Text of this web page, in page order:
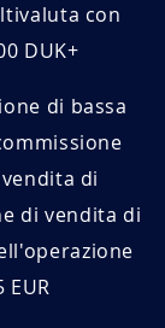
con
DUK+
di bassa
di
di vendita di
EUR